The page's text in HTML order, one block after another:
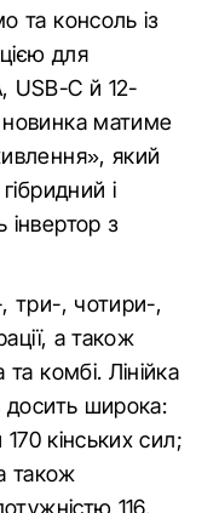
та консоль із
для
USB-C й 12-
матиме
який
і
з
три-, чотири-,
а також
комбі. Лінійка
досить широка:
кінських сил;
також
116,